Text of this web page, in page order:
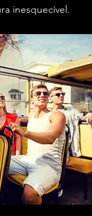
inesquecível.